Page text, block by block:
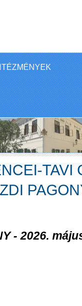
TAVI
- 2026.